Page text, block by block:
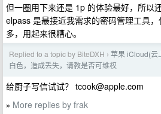
但一圈用下来还是 1p 的体验最好，所以
elpass 是最接近我需求的密码管理工具
多，用起来很糟心。
Replied to a topic by BiteDXH › 苹果 iCloud(云
白色，造成丢失，请教是否可维权
给厨子写信试试？ tcook@apple.com
» More replies by frak